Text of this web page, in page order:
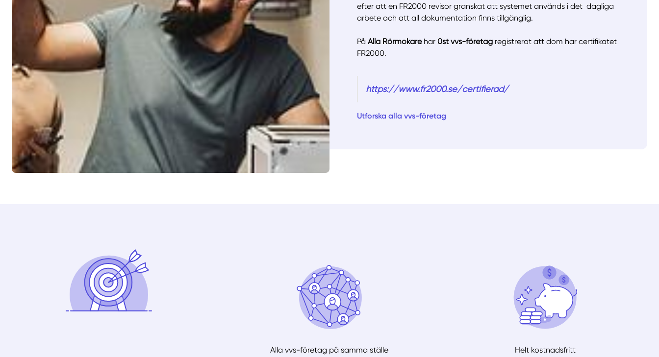
efter att en FR2000 revisor granskat att systemet används i det dagliga
arbete och att all dokumentation finns tillgänglig.
På Alla Rörmokare har 0st vvs-företag registrerat att dom har certifikatet
FR2000.
https://www.fr2000.se/certifierad/
Utforska alla vvs-företag
Alla vvs-företag på samma ställe Helt kostnadsfritt